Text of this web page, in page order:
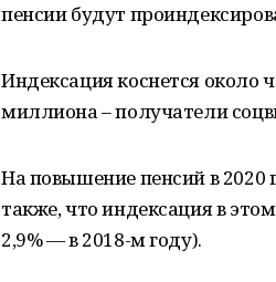
пенсии будут
Индексация коснется около
миллиона – получатели
На повышение пенсий в 2020
также, что индексация в
2,9% — в 2018-м году).